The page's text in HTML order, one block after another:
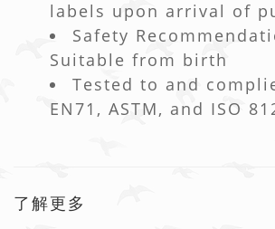
labels upon arrival of
Safety
Suitable from birth
Tested to and
EN71, ASTM, and ISO
了解更多